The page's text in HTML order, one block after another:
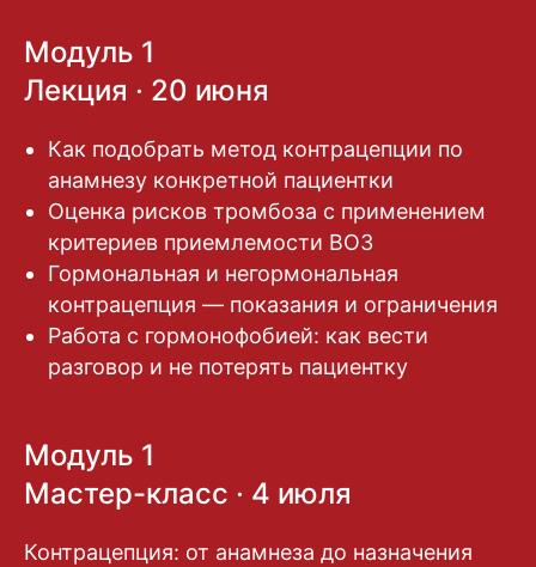
Модуль 1
Лекция · 20 июня
Как подобрать метод контрацепции по
анамнезу конкретной пациентки
Оценка рисков тромбоза с применением
критериев приемлемости ВОЗ
Гормональная и негормональная
контрацепция — показания и ограничения
Работа с гормонофобией: как вести
разговор и не потерять пациентку
Модуль 1
Мастер-класс · 4 июля
Контрацепция: от анамнеза до назначения